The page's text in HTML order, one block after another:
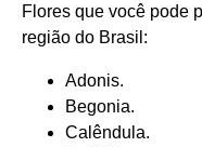
Flores que você pode
região do Brasil:
Adonis.
Begonia.
Calêndula.